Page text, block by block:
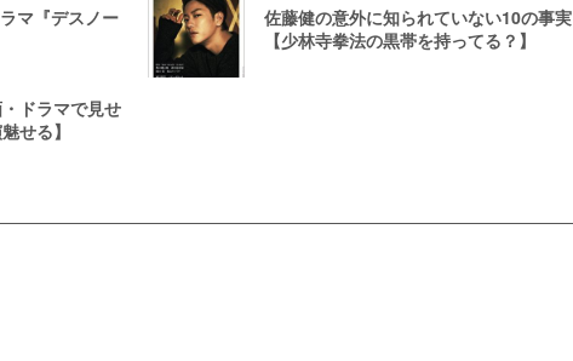
マ『デスノー
佐藤健の意外に知られていない10の事実
【少林寺拳法の黒帯を持ってる？】
ドラマで見せ
せる】